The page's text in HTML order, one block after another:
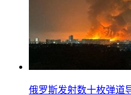
俄罗斯发射数十枚弹道